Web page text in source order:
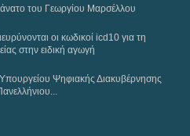
του Γεωργίου Μαρσέλλου
οι κωδικοί icd10 για τη
στην ειδική αγωγή
Ψηφιακής Διακυβέρνησης